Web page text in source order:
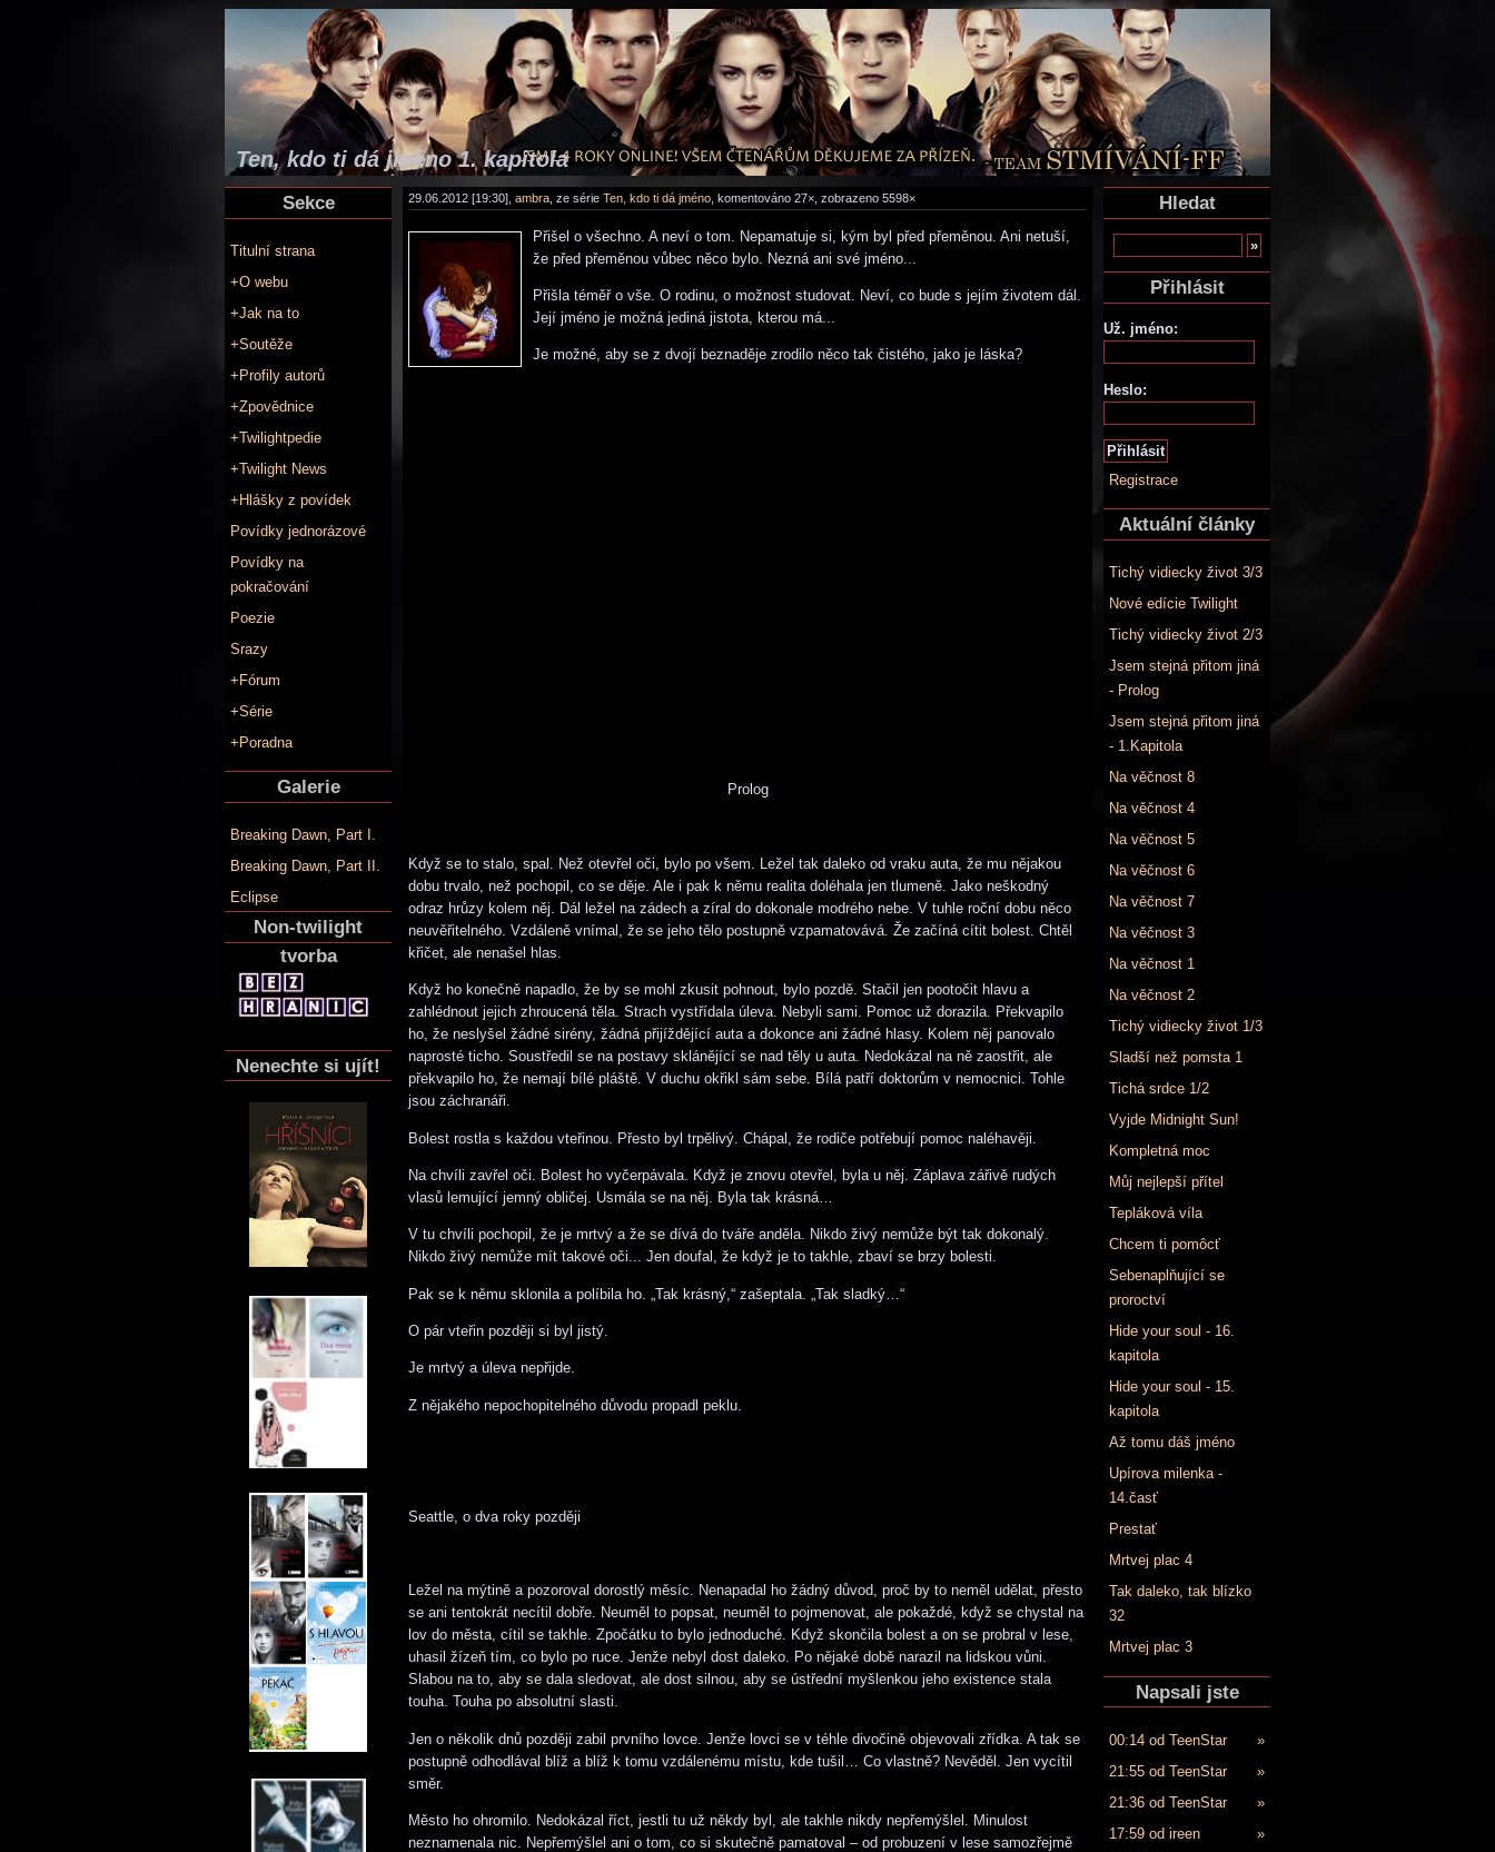
Ten, kdo ti dá jméno 1. kapitola
Sekce
Titulní strana
+O webu
+Jak na to
+Soutěže
+Profily autorů
+Zpovědnice
+Twilightpedie
+Twilight News
+Hlášky z povídek
Povídky jednorázové
Povídky na
pokračování
Poezie
Srazy
+Fórum
+Série
+Poradna
Galerie
Breaking Dawn, Part I.
Breaking Dawn, Part II.
Eclipse
Non-twilight
tvorba
Nenechte si ujít!
29.06.2012 [19:30], ambra , ze série Ten, kdo ti dá jméno , komentováno 27×, zobrazeno 5598×
Přišel o všechno. A neví o tom. Nepamatuje si, kým byl před přeměnou. Ani netuší,
že před přeměnou vůbec něco bylo. Nezná ani své jméno...
Přišla téměř o vše. O rodinu, o možnost studovat. Neví, co bude s jejím životem dál.
Její jméno je možná jediná jistota, kterou má...
Je možné, aby se z dvojí beznaděje zrodilo něco tak čistého, jako je láska?
Prolog
Když se to stalo, spal. Než otevřel oči, bylo po všem. Ležel tak daleko od vraku auta, že mu nějakou
dobu trvalo, než pochopil, co se děje. Ale i pak k němu realita doléhala jen tlumeně. Jako neškodný
odraz hrůzy kolem něj. Dál ležel na zádech a zíral do dokonale modrého nebe. V tuhle roční dobu něco
neuvěřitelného. Vzdáleně vnímal, že se jeho tělo postupně vzpamatovává. Že začíná cítit bolest. Chtěl
křičet, ale nenašel hlas.
Když ho konečně napadlo, že by se mohl zkusit pohnout, bylo pozdě. Stačil jen pootočit hlavu a
zahlédnout jejich zhroucená těla. Strach vystřídala úleva. Nebyli sami. Pomoc už dorazila. Překvapilo
ho, že neslyšel žádné sirény, žádná přijíždějící auta a dokonce ani žádné hlasy. Kolem něj panovalo
naprosté ticho. Soustředil se na postavy sklánějící se nad těly u auta. Nedokázal na ně zaostřit, ale
překvapilo ho, že nemají bílé pláště. V duchu okřikl sám sebe. Bílá patří doktorům v nemocnici. Tohle
jsou záchranáři.
Bolest rostla s každou vteřinou. Přesto byl trpělivý. Chápal, že rodiče potřebují pomoc naléhavěji.
Na chvíli zavřel oči. Bolest ho vyčerpávala. Když je znovu otevřel, byla u něj. Záplava zářivě rudých
vlasů lemující jemný obličej. Usmála se na něj. Byla tak krásná…
V tu chvíli pochopil, že je mrtvý a že se dívá do tváře anděla. Nikdo živý nemůže být tak dokonalý.
Nikdo živý nemůže mít takové oči... Jen doufal, že když je to takhle, zbaví se brzy bolesti.
Pak se k němu sklonila a políbila ho. „Tak krásný,“ zašeptala. „Tak sladký…“
O pár vteřin později si byl jistý.
Je mrtvý a úleva nepřijde.
Z nějakého nepochopitelného důvodu propadl peklu.
Seattle, o dva roky později
Ležel na mýtině a pozoroval dorostlý měsíc. Nenapadal ho žádný důvod, proč by to neměl udělat, přesto
se ani tentokrát necítil dobře. Neuměl to popsat, neuměl to pojmenovat, ale pokaždé, když se chystal na
lov do města, cítil se takhle. Zpočátku to bylo jednoduché. Když skončila bolest a on se probral v lese,
uhasil žízeň tím, co bylo po ruce. Jenže nebyl dost daleko. Po nějaké době narazil na lidskou vůni.
Slabou na to, aby se dala sledovat, ale dost silnou, aby se ústřední myšlenkou jeho existence stala
touha. Touha po absolutní slasti.
Jen o několik dnů později zabil prvního lovce. Jenže lovci se v téhle divočině objevovali zřídka. A tak se
postupně odhodlával blíž a blíž k tomu vzdálenému místu, kde tušil… Co vlastně? Nevěděl. Jen vycítil
směr.
Město ho ohromilo. Nedokázal říct, jestli tu už někdy byl, ale takhle nikdy nepřemýšlel. Minulost
neznamenala nic. Nepřemýšlel ani o tom, co si skutečně pamatoval – od probuzení v lese samozřejmě
Hledat
Přihlásit
Už. jméno:
Heslo:
Registrace
Aktuální články
Tichý vidiecky život 3/3
Nové edície Twilight
Tichý vidiecky život 2/3
Jsem stejná přitom jiná
- Prolog
Jsem stejná přitom jiná
- 1.Kapitola
Na věčnost 8
Na věčnost 4
Na věčnost 5
Na věčnost 6
Na věčnost 7
Na věčnost 3
Na věčnost 1
Na věčnost 2
Tichý vidiecky život 1/3
Sladší než pomsta 1
Tichá srdce 1/2
Vyjde Midnight Sun!
Kompletná moc
Můj nejlepší přítel
Tepláková víla
Chcem ti pomôcť
Sebenaplňující se
proroctví
Hide your soul - 16.
kapitola
Hide your soul - 15.
kapitola
Až tomu dáš jméno
Upírova milenka -
14.časť
Prestať
Mrtvej plac 4
Tak daleko, tak blízko
32
Mrtvej plac 3
Napsali jste
00:14 od TeenStar
»
21:55 od TeenStar
»
21:36 od TeenStar
»
17:59 od ireen
»